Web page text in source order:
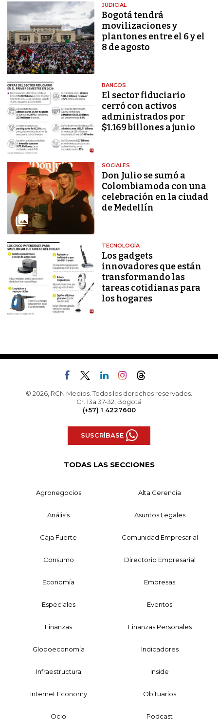
JUDICIAL
Bogotá tendrá
movilizaciones y
plantones entre el 6 y el
8 de agosto
BANCOS
El sector fiduciario
cerró con activos
administrados por
$1.169 billones a junio
SOCIALES
Don Julio se sumó a
Colombiamoda con una
celebración en la ciudad
de Medellín
TECNOLOGÍA
Los gadgets
innovadores que están
transformando las
tareas cotidianas para
los hogares
© 2026, RCN Medios. Todos los derechos reservados.
Cr. 13a 37-32, Bogotá
(+57) 1 4227600
SUSCRÍBASE
TODAS LAS SECCIONES
Agronegocios Alta Gerencia
Análisis Asuntos Legales
Caja Fuerte Comunidad Empresarial
Consumo Directorio Empresarial
Economía Empresas
Especiales Eventos
Finanzas Finanzas Personales
Globoeconomía Indicadores
Infraestructura Inside
Internet Economy Obituarios
Ocio Podcast